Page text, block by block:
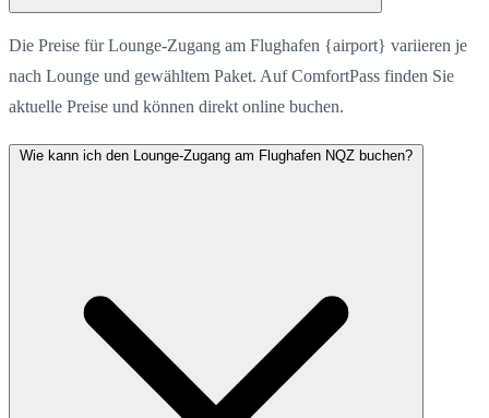
Die Preise für Lounge-Zugang am Flughafen {airport} variieren je
nach Lounge und gewähltem Paket. Auf ComfortPass finden Sie
aktuelle Preise und können direkt online buchen.
Wie kann ich den Lounge-Zugang am Flughafen NQZ buchen?